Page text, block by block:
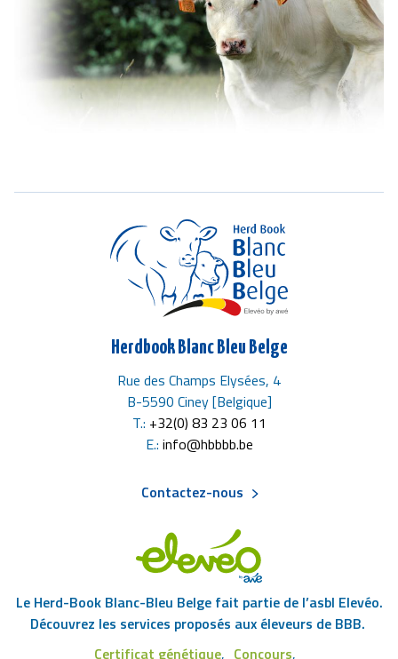
Herdbook Blanc Bleu Belge
Rue des Champs Elysées, 4
B-5590 Ciney [Belgique]
T.: +32(0) 83 23 06 11
E.: info@hbbbb.be
de
Contactez-nous
Le Herd-Book Blanc-Bleu Belge fait partie de l’asbl Elevéo.
Découvrez les services proposés aux éleveurs de BBB.
Certificat génétique
Concours